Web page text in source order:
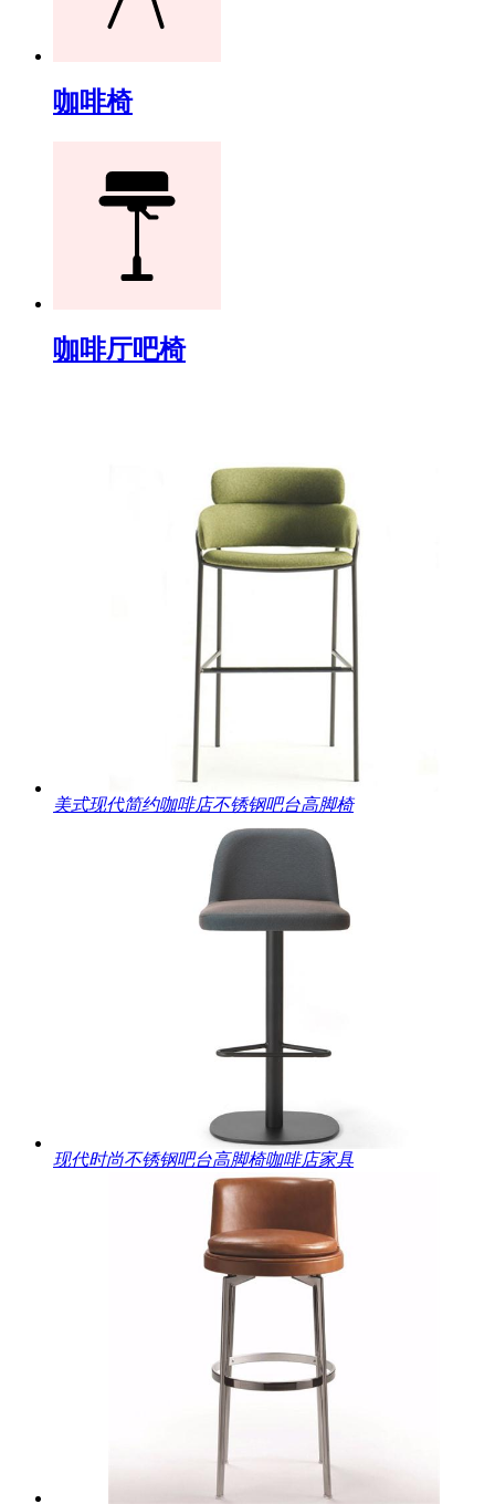
咖啡椅
咖啡厅吧椅
美式现代简约咖啡店不锈钢吧台高脚椅
现代时尚不锈钢吧台高脚椅咖啡店家具